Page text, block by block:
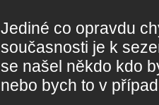
Jediné co opravdu
současnosti je k
se našel někdo kdo
nebo bych to v